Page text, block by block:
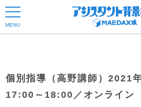
MENU
個別指導（高野講師）2021
17:00～18:00／オンライン